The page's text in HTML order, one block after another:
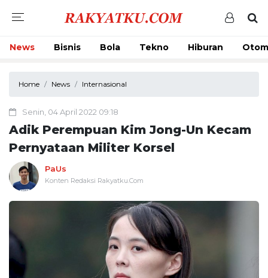
News Bisnis Bola Tekno Hiburan
Home News Internasional
Senin, 04 April 2022 09:18
Adik Perempuan Kim Jong-Un Kecam
Pernyataan Militer Korsel
PaUs
Konten Redaksi Rakyatku.Com